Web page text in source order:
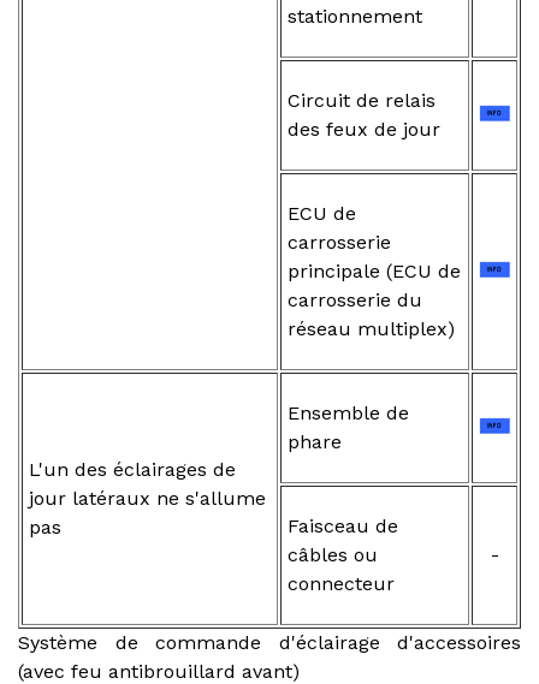
stationnement
Circuit de relais
des feux de jour
ECU de
carrosserie
principale (ECU de
carrosserie du
réseau multiplex)
L'un des éclairages de
jour latéraux ne s'allume
pas
Ensemble de
phare
Faisceau de
câbles ou
connecteur
-
Système de commande d'éclairage d'accessoires
(avec feu antibrouillard avant)